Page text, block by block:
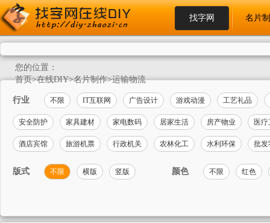
找字网 名片
您的位置：
首页>在线DIY>名片制作>运输物流
行业 不限 IT互联网 广告设计 游戏动漫 工艺礼品
安全防护 家具建材 家电数码 居家生活 房产物业 医
酒店宾馆 旅游机票 行政机关 农林化工 水利环保 批发
版式 不限 横版 竖版 颜色 不限 红色